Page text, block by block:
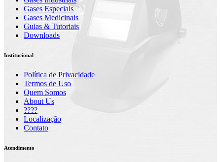
Gases Especiais
Gases Medicinais
Guias & Tutoriais
Downloads
Institucional
Política de Privacidade
Termos de Uso
Quem Somos
About Us
????
Localização
Contato
Atendimento